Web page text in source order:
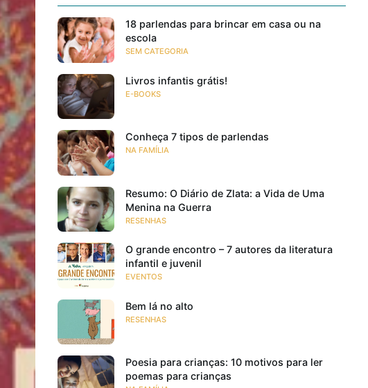
18 parlendas para brincar em casa ou na
escola
SEM CATEGORIA
Livros infantis grátis!
E-BOOKS
Conheça 7 tipos de parlendas
NA FAMÍLIA
Resumo: O Diário de Zlata: a Vida de Uma
Menina na Guerra
RESENHAS
O grande encontro – 7 autores da literatura
infantil e juvenil
EVENTOS
Bem lá no alto
RESENHAS
Poesia para crianças: 10 motivos para ler
poemas para crianças